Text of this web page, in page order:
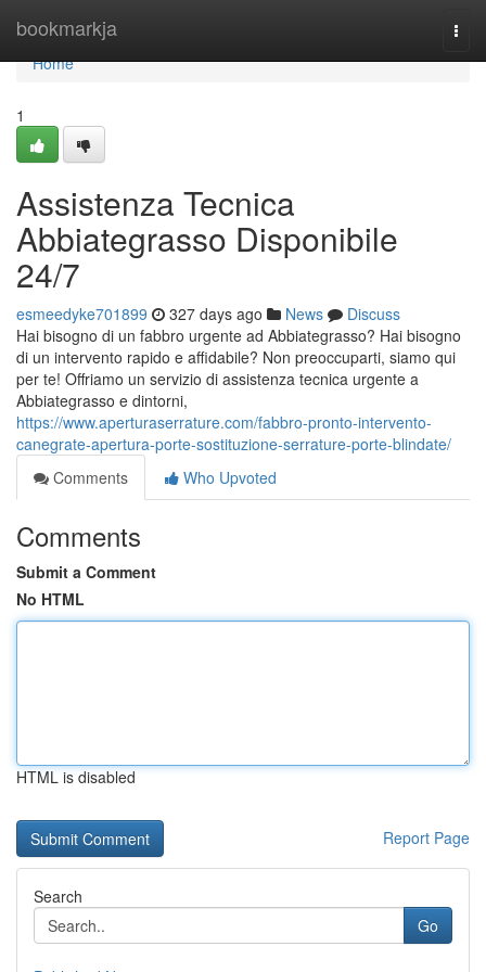
bookmarkja
Home
Home
1
Assistenza Tecnica
Abbiategrasso Disponibile
24/7
esmeedyke701899 327 days ago News
Discuss
Hai bisogno di un fabbro urgente ad Abbiategrasso? Hai bisogno
di un intervento rapido e affidabile? Non preoccuparti, siamo qui
per te! Offriamo un servizio di assistenza tecnica urgente a
Abbiategrasso e dintorni,
https://www.aperturaserrature.com/fabbro-pronto-intervento-
canegrate-apertura-porte-sostituzione-serrature-porte-blindate/
Comments
Who Upvoted
Comments
Submit a Comment
No HTML
HTML is disabled
Report Page
Search
Go